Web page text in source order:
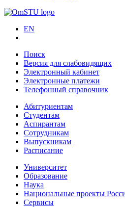
EN
Поиск
Версия для слабовидящих
Электронный кабинет
Электронные платежи
Телефонный справочник
Абитуриентам
Студентам
Аспирантам
Сотрудникам
Выпускникам
Расписание
Университет
Образование
Наука
Национальные проекты
Сервисы